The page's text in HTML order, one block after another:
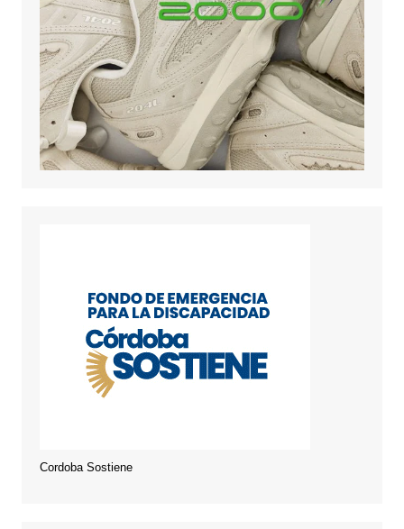
Cordoba Sostiene